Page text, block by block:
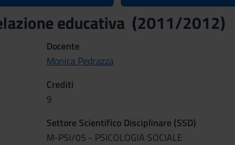
educativa (2011/2012)
Docente
Monica Pedrazza
Crediti
9
Settore Scientifico Disciplinare (SSD)
M-PSI/05 - PSICOLOGIA SOCIALE